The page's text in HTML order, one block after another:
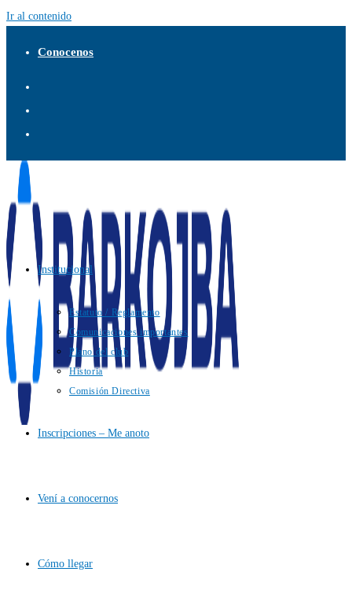
Ir al contenido
Conocenos
Institucional
Estatuto / Reglamento
Comunicaciones importantes
Plano del club
Historia
Comisión Directiva
Inscripciones – Me anoto
Vení a conocernos
Cómo llegar